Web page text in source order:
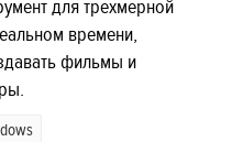
для трехмерной
времени,
фильмы и